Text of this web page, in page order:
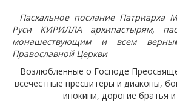
Пасхальное послание Патриарха
Руси КИРИЛЛА архипастырям,
монашествующим и всем
Православной Церкви
Возлюбленные о Господе
всечестные пресвитеры и диаконы,
инокини, дорогие братья